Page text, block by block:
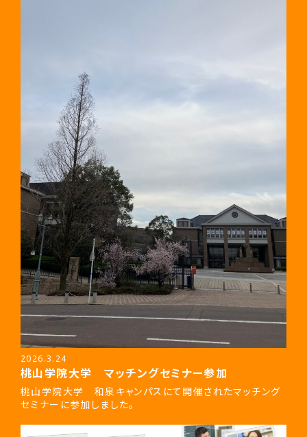
2026.3.24
桃山学院大学 マッチングセミナー参加
桃山学院大学 和泉キャンパスにて開催されたマッチング
セミナーに参加しました。